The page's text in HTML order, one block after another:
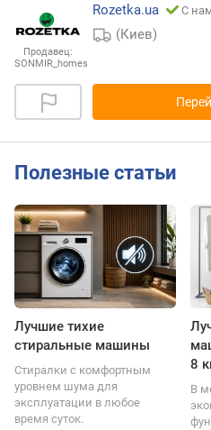
Продавец:
SONMIR_homes
Rozetka.ua
С
(Киев)
Полезные статьи
Лучшие тихие
стиральные машины
Стиралки с комфортным
уровнем шума для
эксплуатации в любое
время суток.
8
В